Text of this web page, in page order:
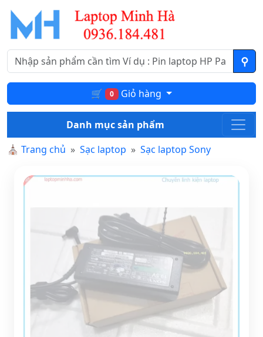
🛒 0 Giỏ hàng
Danh mục sản phẩm
⛪ Trang chủ Sạc laptop Sạc laptop Sony